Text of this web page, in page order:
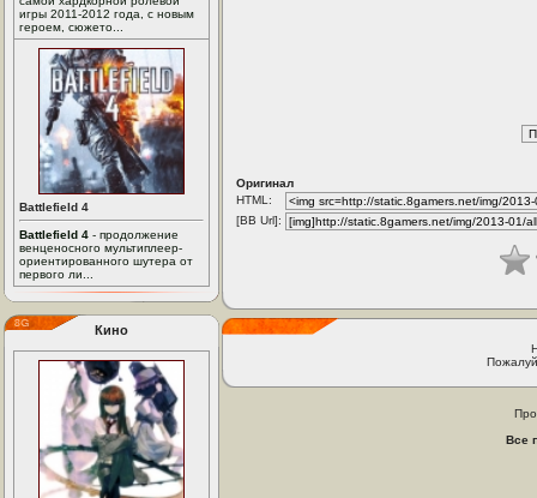
игры 2011-2012 года, с новым
героем, сюжето...
Battlefield 4
Battlefield 4 - продолжение
венценосного мультиплеер-
ориентированного шутера от
первого ли...
Кино
Оригинал
HTML:
[BB Url]:
Все